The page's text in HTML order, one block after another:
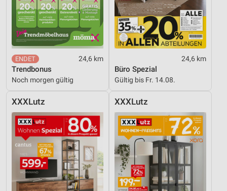
24,6 km
Trendbonus
Noch morgen gültig
24,6 km
Büro Spezial
Gültig bis Fr. 14.08.
XXXLutz XXXLutz
Funktional
Werbung